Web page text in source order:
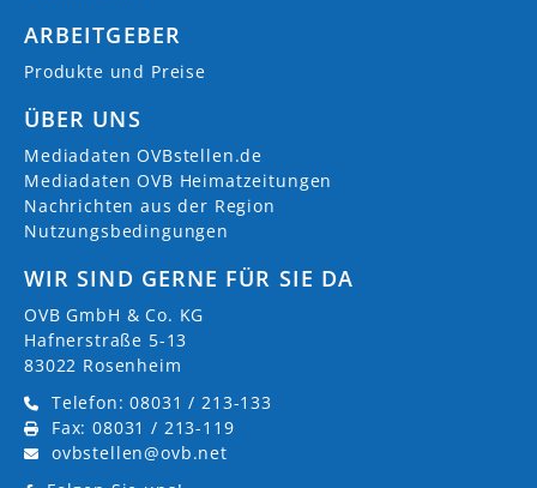
ARBEITGEBER
Produkte und Preise
ÜBER UNS
Mediadaten OVBstellen.de
Mediadaten OVB Heimatzeitungen
Nachrichten aus der Region
Nutzungsbedingungen
WIR SIND GERNE FÜR SIE DA
OVB GmbH & Co. KG
Hafnerstraße 5-13
83022 Rosenheim
Telefon: 08031 / 213-133
Fax: 08031 / 213-119
ovbstellen@ovb.net